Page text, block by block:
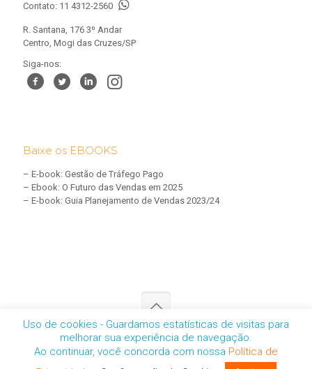
Contato: 11 4312-2560
R. Santana, 176 3º Andar
Centro, Mogi das Cruzes/SP
Siga-nos:
Baixe os EBOOKS
– E-book: Gestão de Tráfego Pago
– Ebook: O Futuro das Vendas em 2025
– E-book: Guia Planejamento de Vendas 2023/24
CNPJ: 05.457.461/0001-01 | © 2025 - Todos os direitos reservados
-Política de Privacidade-
personal@personalmarketingdigital.com.br
Uso de cookies - Guardamos estatísticas de visitas para
melhorar sua experiência de navegação.
Ao continuar, você concorda com nossa Política de